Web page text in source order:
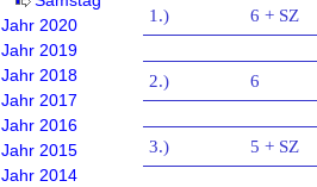
Jahr 2020
Jahr 2019
Jahr 2018
Jahr 2017
Jahr 2016
Jahr 2015
Jahr 2014
1.) 6 + SZ
2.) 6
3.) 5 + SZ